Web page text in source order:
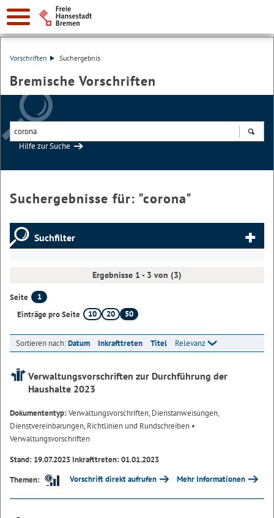
Vorschriften Suchergebnis
Bremische Vorschriften
Hilfe zur Suche
Suchergebnisse für: "corona"
Suchfilter
Ergebnisse 1 - 3 von (3)
Seite
1
Einträge pro Seite
10 20 50
Sortieren nach:Datum Inkrafttreten Titel Relevanz
Verwaltungsvorschriften zur Durchführung der
Haushalte 2023
Dokumententyp:Verwaltungsvorschriften, Dienstanweisungen,
Dienstvereinbarungen, Richtlinien und Rundschreiben •
Verwaltungsvorschriften
Stand: 19.07.2023 Inkrafttreten: 01.01.2023
Themen:
Vorschrift direkt aufrufen Mehr Informationen